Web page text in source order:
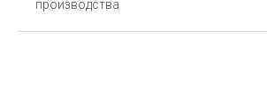
производства